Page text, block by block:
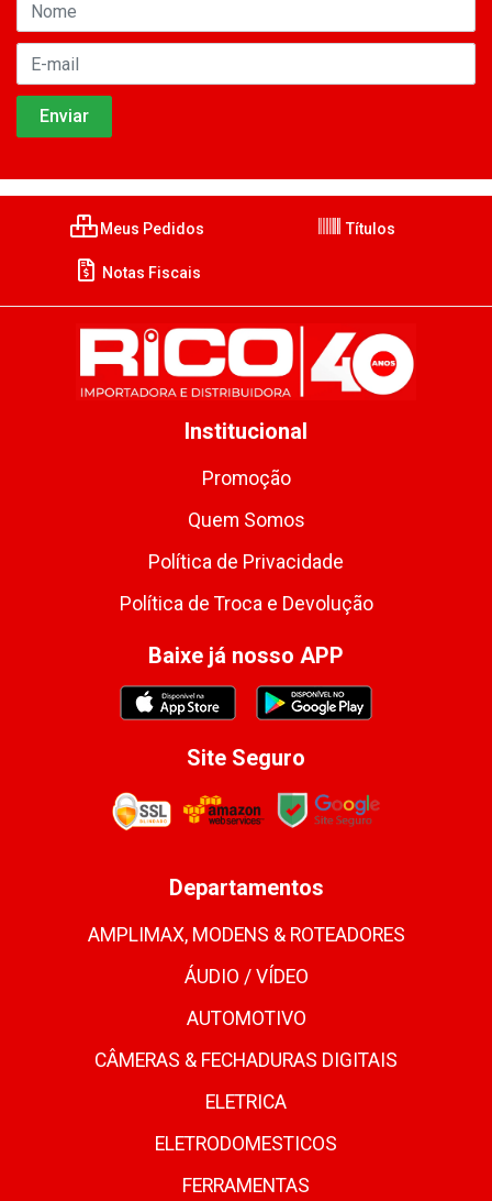
Meus Pedidos Títulos
Notas Fiscais
Institucional
Promoção
Quem Somos
Política de Privacidade
Política de Troca e Devolução
Baixe já nosso APP
Site Seguro
Departamentos
AMPLIMAX, MODENS & ROTEADORES
ÁUDIO / VÍDEO
AUTOMOTIVO
CÂMERAS & FECHADURAS DIGITAIS
ELETRICA
ELETRODOMESTICOS
FERRAMENTAS